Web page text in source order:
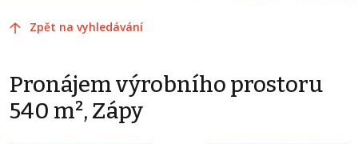
Zpět na vyhledávání
Pronájem výrobního prostoru
540 m², Zápy